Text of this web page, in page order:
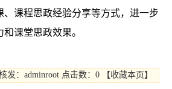
、课程思政经验分享等方式，进一步
课堂思政效果。
发：adminroot 点击数：0 【收藏本页 】